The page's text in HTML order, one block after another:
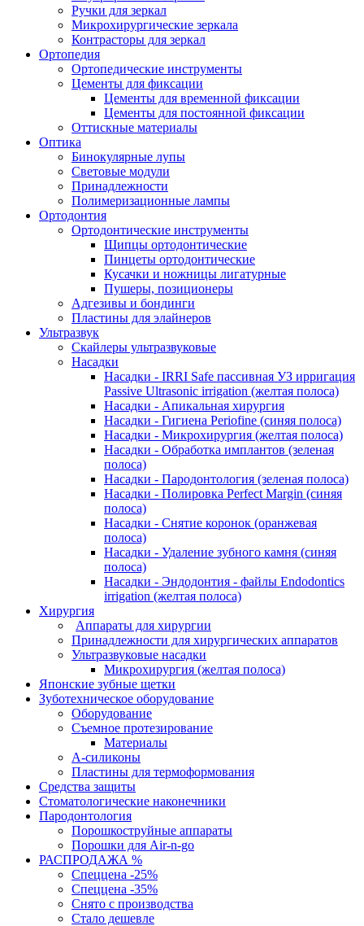
Ручки для зеркал
Микрохирургические зеркала
Контрасторы для зеркал
Ортопедия
Ортопедические инструменты
Цементы для фиксации
Цементы для временной фиксации
Цементы для постоянной фиксации
Оттискные материалы
Оптика
Бинокулярные лупы
Световые модули
Принадлежности
Полимеризационные лампы
Ортодонтия
Ортодонтические инструменты
Щипцы ортодонтические
Пинцеты ортодонтические
Кусачки и ножницы лигатурные
Пушеры, позиционеры
Адгезивы и бондинги
Пластины для элайнеров
Ультразвук
Скайлеры ультразвуковые
Насадки
Насадки - IRRI Safe пассивная УЗ ирригация
Passive Ultrasonic irrigation (желтая полоса)
Насадки - Апикальная хирургия
Насадки - Гигиена Periofine (синяя полоса)
Насадки - Микрохирургия (желтая полоса)
Насадки - Обработка имплантов (зеленая
полоса)
Насадки - Пародонтология (зеленая полоса)
Насадки - Полировка Perfect Margin (синяя
полоса)
Насадки - Снятие коронок (оранжевая
полоса)
Насадки - Удаление зубного камня (синяя
полоса)
Насадки - Эндодонтия - файлы Endodontics
irrigation (желтая полоса)
Хирургия
Аппараты для хирургии
Принадлежности для хирургических аппаратов
Ультразвуковые насадки
Микрохирургия (желтая полоса)
Японские зубные щетки
Зуботехническое оборудование
Оборудование
Съемное протезирование
Материалы
А-силиконы
Пластины для термоформования
Средства защиты
Стоматологические наконечники
Пародонтология
Порошкоструйные аппараты
Порошки для Air-n-go
РАСПРОДАЖА %
Спеццена -25%
Спеццена -35%
Снято с производства
Стало дешевле